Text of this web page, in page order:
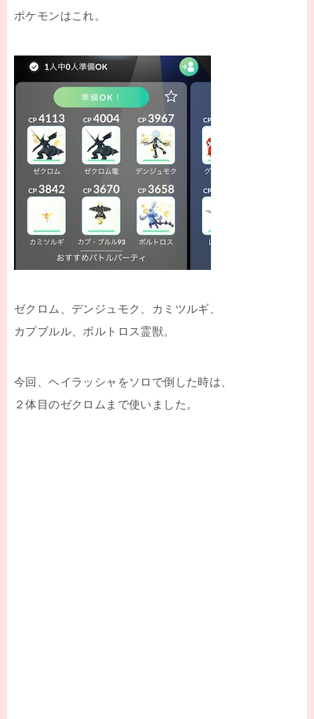
ポケモンはこれ。
ゼクロム、デンジュモク、カミツルギ、
カプブルル、ボルトロス霊獣。
今回、ヘイラッシャをソロで倒した時は、
２体目のゼクロムまで使いました。